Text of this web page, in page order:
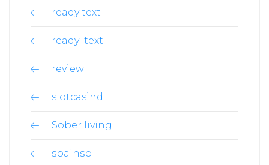
ready text
ready_text
review
slotcasind
Sober living
spainsp